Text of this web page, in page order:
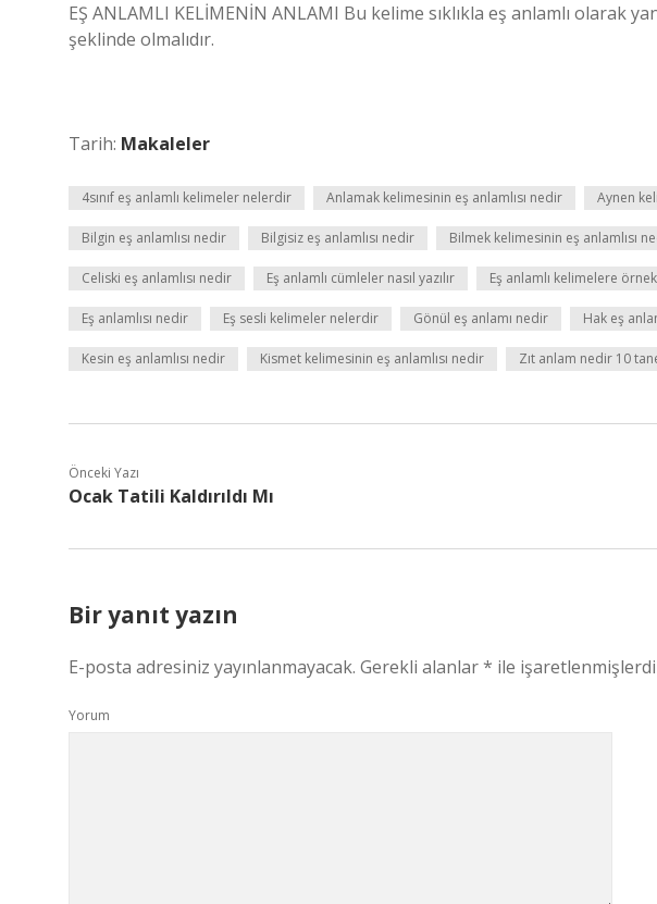
EŞ ANLAMLI KELİMENİN ANLAMI Bu kelime sıklıkla eş anlamlı olarak
şeklinde olmalıdır.
Tarih: Makaleler
4sınıf eş anlamlı kelimeler nelerdir Anlamak kelimesinin eş anlamlısı nedir Aynen
Bilgin eş anlamlısı nedir Bilgisiz eş anlamlısı nedir Bilmek kelimesinin eş anlamlısı
Celiski eş anlamlısı nedir Eş anlamlı cümleler nasıl yazılır Eş anlamlı kelimelere
Eş anlamlısı nedir Eş sesli kelimeler nelerdir Gönül eş anlamı nedir Hak eş
Kesin eş anlamlısı nedir Kismet kelimesinin eş anlamlısı nedir Zıt anlam nedir 10
Önceki Yazı
Ocak Tatili Kaldırıldı Mı
Bir yanıt yazın
E-posta adresiniz yayınlanmayacak. Gerekli alanlar* ile
Yorum